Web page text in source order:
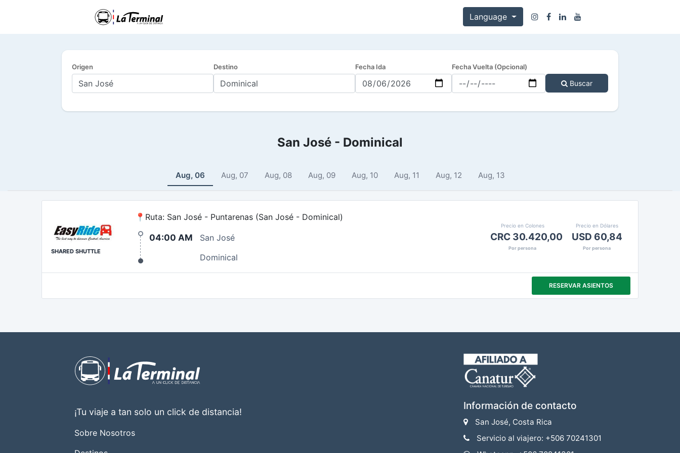
Language
Origen Destino Fecha Ida Fecha Vuelta (Opcional)
Buscar
San José - Dominical
Aug, 06 Aug, 07 Aug, 08 Aug, 09 Aug, 10 Aug, 11 Aug, 12 Aug, 13
SHARED SHUTTLE
📍Ruta: San José - Puntarenas (San José - Dominical)
04:00 AM
San José
Dominical
Precio en Colones
CRC 30.420,00
Por persona
Precio en Dólares
USD 60,84
Por persona
RESERVAR ASIENTOS
¡Tu viaje a tan solo un click de distancia!
Sobre Nosotros
Información de contacto
San José, Costa Rica
Servicio al viajero: +506 70241301